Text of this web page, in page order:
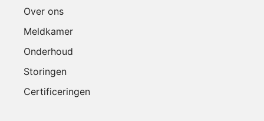
Over ons
Meldkamer
Onderhoud
Storingen
Certificeringen